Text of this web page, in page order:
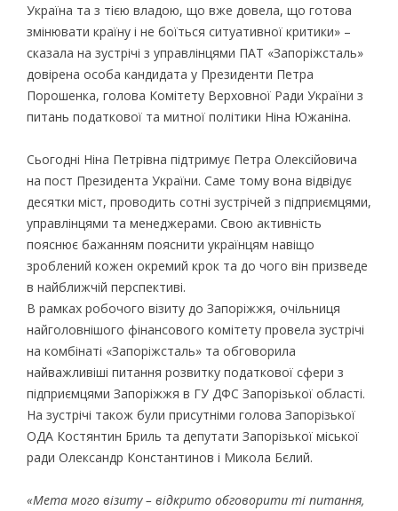
Україна та з тією владою, що вже довела, що готова
змінювати країну і не боїться ситуативної критики» –
сказала на зустрічі з управлінцями ПАТ «Запоріжсталь»
довірена особа кандидата у Президенти Петра
Порошенка, голова Комітету Верховної Ради України з
питань податкової та митної політики Ніна Южаніна.
Сьогодні Ніна Петрівна підтримує Петра Олексійовича
на пост Президента України. Саме тому вона відвідує
десятки міст, проводить сотні зустрічей з підприємцями,
управлінцями та менеджерами. Свою активність
пояснює бажанням пояснити українцям навіщо
зроблений кожен окремий крок та до чого він призведе
в найближчій перспективі.
В рамках робочого візиту до Запоріжжя, очільниця
найголовнішого фінансового комітету провела зустрічі
на комбінаті «Запоріжсталь» та обговорила
найважливіші питання розвитку податкової сфери з
підприємцями Запоріжжя в ГУ ДФС Запорізької області.
На зустрічі також були присутніми голова Запорізької
ОДА Костянтин Бриль та депутати Запорізької міської
ради Олександр Константинов і Микола Бєлий.
«Мета мого візиту – відкрито обговорити ті питання,